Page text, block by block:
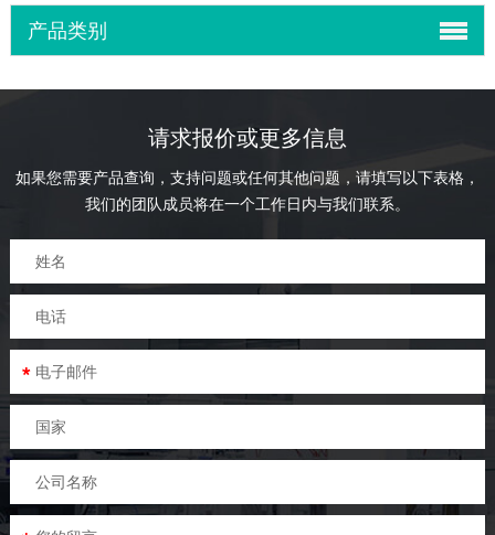
产品类别
请求报价或更多信息
如果您需要产品查询，支持问题或任何其他问题，请填写以下表格，
我们的团队成员将在一个工作日内与我们联系。